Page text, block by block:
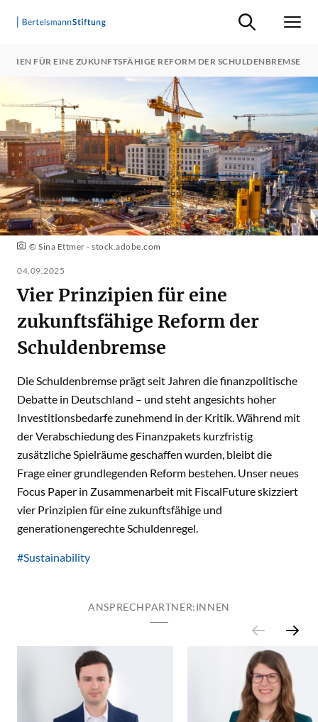
Suche ein-/
FÜR EINE ZUKUNFTSFÄHIGE REFORM DER SCHULDENBREMSE
© Sina Ettmer - stock.adobe.com
04.09.2025
Vier Prinzipien für eine
zukunftsfähige Reform der
Schuldenbremse
Die Schuldenbremse prägt seit Jahren die finanzpolitische
Debatte in Deutschland – und steht angesichts hoher
Investitionsbedarfe zunehmend in der Kritik. Während mit
der Verabschiedung des Finanzpakets kurzfristig
zusätzliche Spielräume geschaffen wurden, bleibt die
Frage einer grundlegenden Reform bestehen. Unser neues
Focus Paper in Zusammenarbeit mit FiscalFuture skizziert
vier Prinzipien für eine zukunftsfähige und
generationengerechte Schuldenregel.
#Sustainability
ANSPRECHPARTNER:INNEN